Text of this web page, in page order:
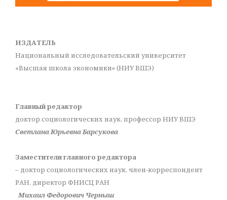
ИЗДАТЕЛЬ
Национальный исследовательский университет
«Высшая школа экономики» (НИУ ВШЭ)
Главный редактор
доктор социологических наук, профессор НИУ ВШЭ
Светлана Юрьевна Барсукова
Заместители главного редактора
– доктор социологических наук, член-корреспондент
РАН, директор ФНИСЦ РАН
Михаил Федорович Черныш